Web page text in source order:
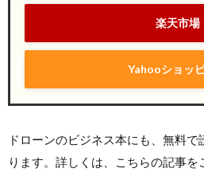
楽天市場
Yahooショッ
ドローンのビジネス本にも、無料
ります。詳しくは、こちらの記事を